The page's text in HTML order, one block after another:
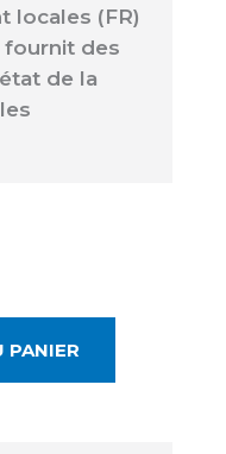
locales (FR)
fournit des
de la
PANIER